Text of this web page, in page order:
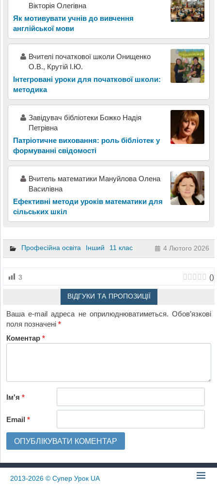
Вікторія Олегівна
Як мотивувати учнів до вивчення
англійської мови
Вчителі початкової школи Онищенко
О.В., Крутій І.Ю.
Інтегровані уроки для початкової школи:
методика
Завідувач бібліотеки Божко Надія
Петрівна
Патріотичне виховання: роль бібліотек у
формуванні свідомості
Вчитель математики Мануйлова Олена
Василівна
Ефективні методи уроків математики для
сільських шкіл
Професійна освіта Інший 11 клас 4 Лютого 2026
3 ()
ВІДГУКИ ТА ПРОПОЗИЦІЇ
Ваша e-mail адреса не оприлюднюватиметься. Обов’язкові
поля позначені*
Коментар*
Ім'я*
Email*
2013-2026 © Супер Урок UA